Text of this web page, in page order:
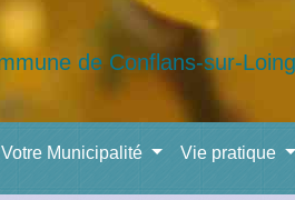
Votre Municipalité Vie pratique